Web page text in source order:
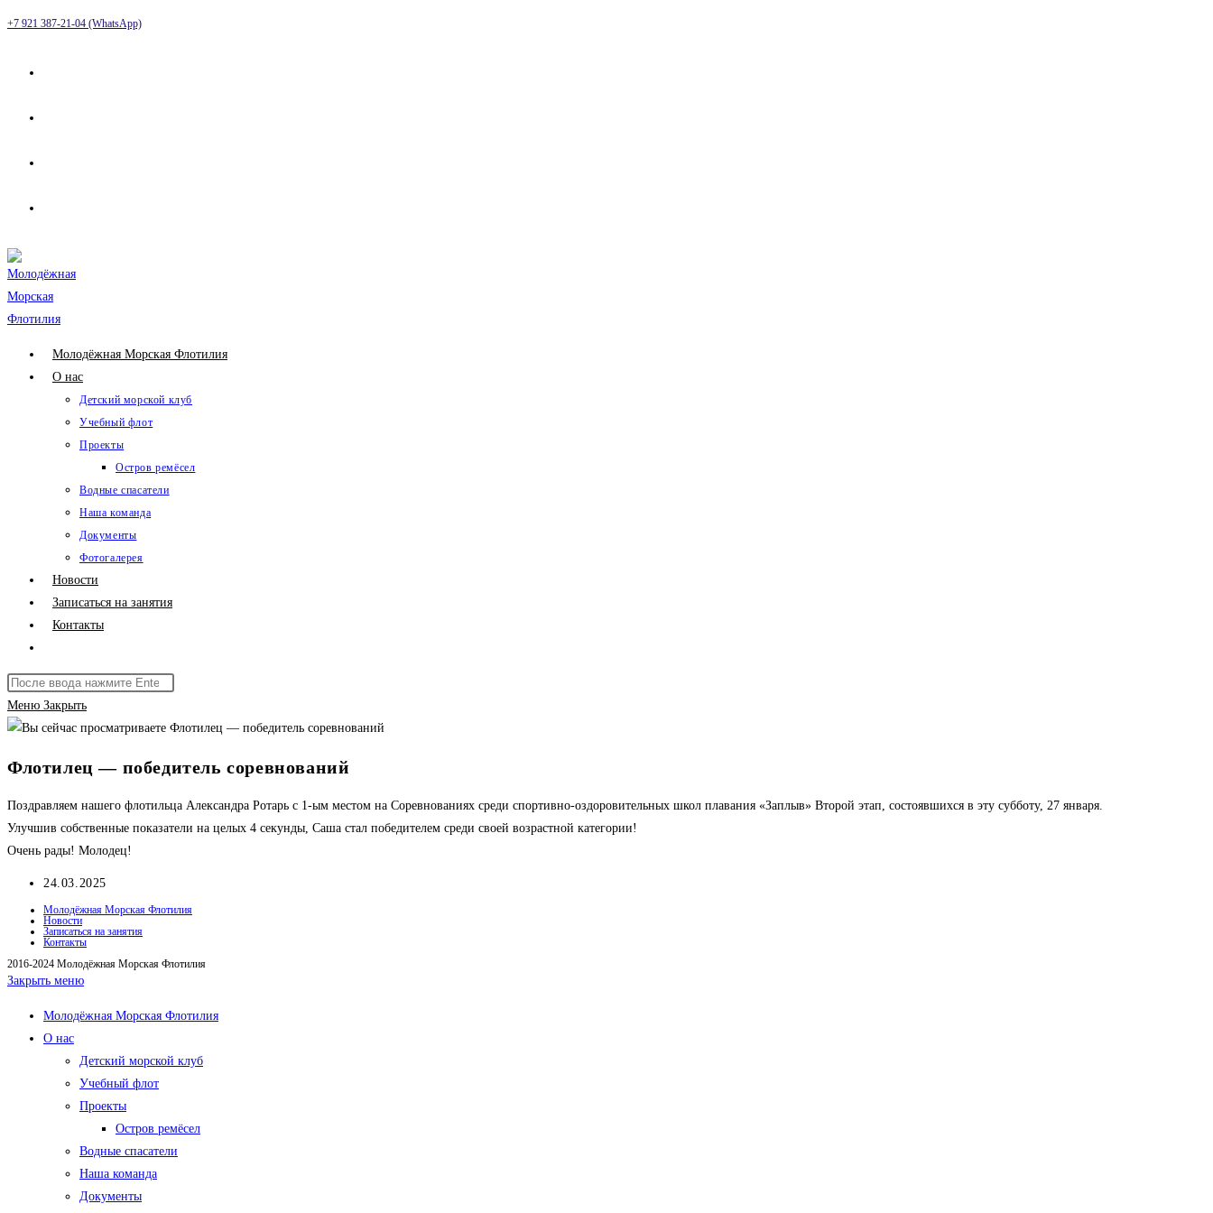
Перейти
+7 921 387-21-04 (WhatsApp)
Молодёжная Морская Флотилия
О нас
Детский морской клуб
Учебный флот
Проекты
Остров ремёсел
Водные спасатели
Наша команда
Документы
Фотогалерея
Новости
Записаться на занятия
Контакты
по
веб-
Поиск
на
сайте
Меню Закрыть
Флотилец — победитель соревнований
Поздравляем нашего флотильца Александра Ротарь с 1-ым местом на Соревнованиях среди спортивно-оздоровительных школ плавания «Заплыв» Второй этап, состоявшихся в эту субботу, 27 января.
Улучшив собственные показатели на целых 4 секунды, Саша стал победителем среди своей возрастной категории!
Очень рады! Молодец!
Запись
24.03.2025
Молодёжная Морская Флотилия
Новости
Записаться на занятия
Контакты
2016-2024 Молодёжная Морская Флотилия
Закрыть меню
Молодёжная Морская Флотилия
О нас
Детский морской клуб
Учебный флот
Проекты
Остров ремёсел
Водные спасатели
Наша команда
Документы